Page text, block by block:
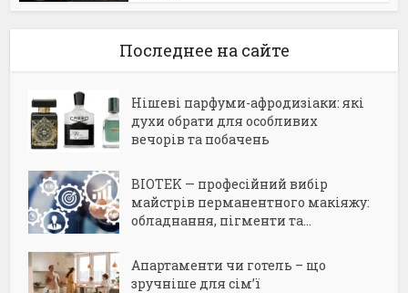
Последнее на сайте
Нішеві парфуми-афродизіаки: які
духи обрати для особливих
вечорів та побачень
BIOTEK — професійний вибір
майстрів перманентного макіяжу:
обладнання, пігменти та...
Апартаменти чи готель – що
зручніше для сім’ї